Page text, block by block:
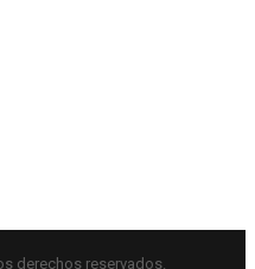
derechos reservados.